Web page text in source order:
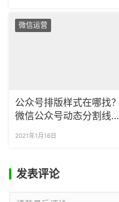
微信运营
公众号排版样式在哪找？
微信公众号动态分割线怎
2021年1月16日
发表评论